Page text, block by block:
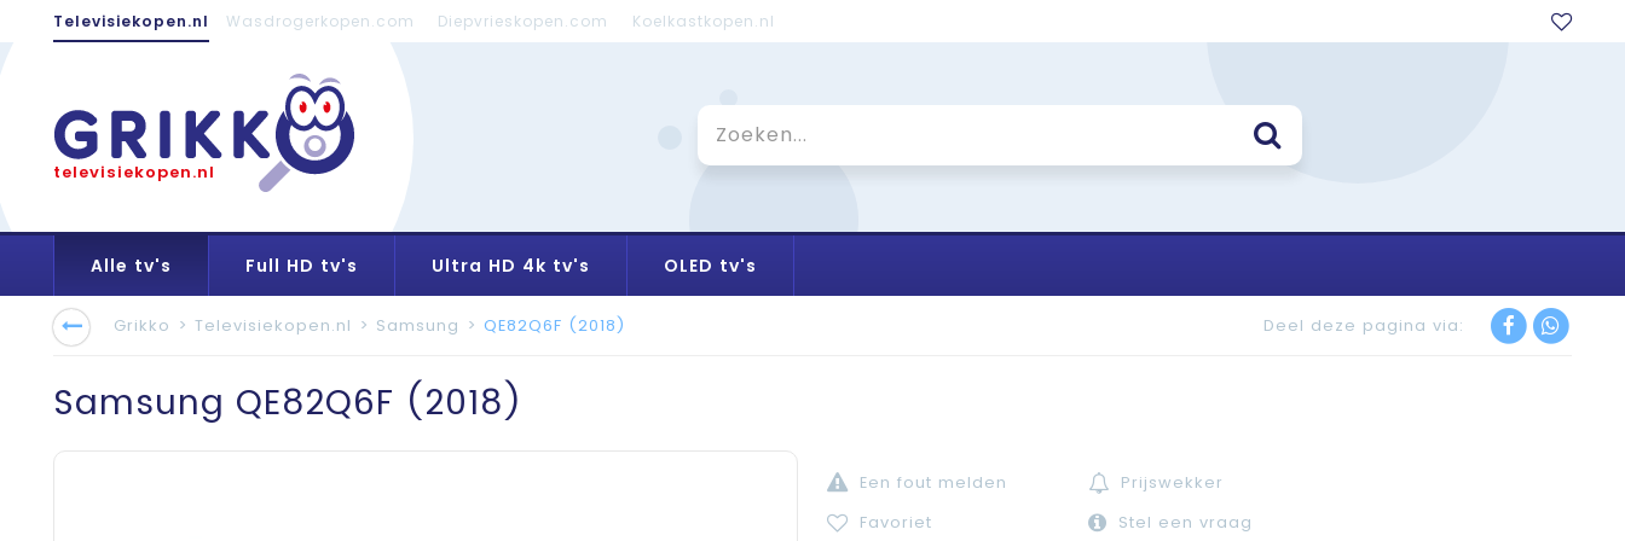
Televisiekopen.nl Wasdrogerkopen.com Diepvrieskopen.com Koelkastkopen.nl
televisiekopen.nl
Alle tv's Full HD tv's Ultra HD 4k tv's OLED tv's
Grikko > Televisiekopen.nl > Samsung > QE82Q6F (2018) Deel deze pagina via:
Samsung QE82Q6F (2018)
Een fout melden
Prijswekker
Favoriet
Stel een vraag